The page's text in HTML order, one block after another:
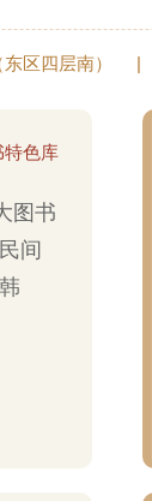
区四层南） |
特色库
图书
间